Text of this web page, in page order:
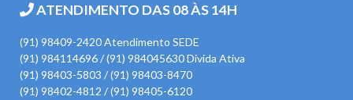
ATENDIMENTO DAS 08 ÀS 14H
(91) 98409-2420 Atendimento SEDE
(91) 984114696 / (91) 984045630 Divida Ativa
(91) 98403-5803 / (91) 98403-8470
(91) 98402-4812 / (91) 98405-6120